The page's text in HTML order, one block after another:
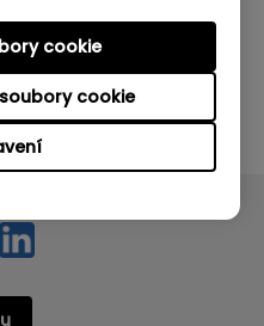
cookie
cookie
Jak to mohu